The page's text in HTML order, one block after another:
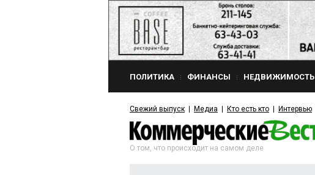
ПОЛИТИКА ФИНАНСЫ НЕДВИЖИМОСТЬ
Свежий выпуск Медиа Кто есть кто Интервью
О том, что происходит на самом деле